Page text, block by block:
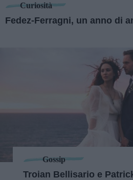
Curiosità
Fedez-Ferragni, un anno di
Gossip
Troian Bellisario e